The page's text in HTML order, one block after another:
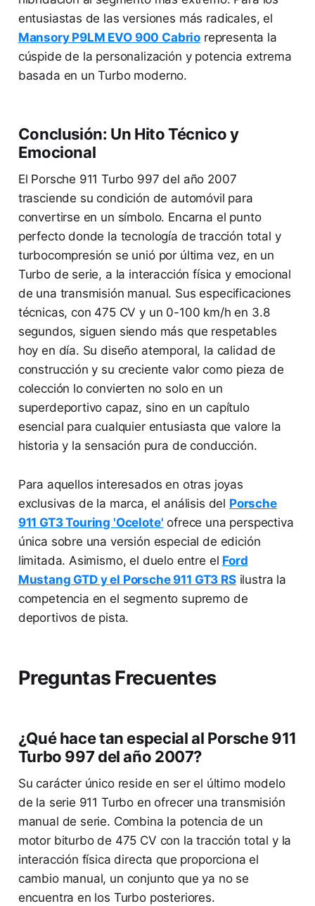
entusiastas de las versiones más radicales, el
Mansory P9LM EVO 900 Cabrio representa la
cúspide de la personalización y potencia extrema
basada en un Turbo moderno.
Conclusión: Un Hito Técnico y
Emocional
El Porsche 911 Turbo 997 del año 2007
trasciende su condición de automóvil para
convertirse en un símbolo. Encarna el punto
perfecto donde la tecnología de tracción total y
turbocompresión se unió por última vez, en un
Turbo de serie, a la interacción física y emocional
de una transmisión manual. Sus especificaciones
técnicas, con 475 CV y un 0-100 km/h en 3.8
segundos, siguen siendo más que respetables
hoy en día. Su diseño atemporal, la calidad de
construcción y su creciente valor como pieza de
colección lo convierten no solo en un
superdeportivo capaz, sino en un capítulo
esencial para cualquier entusiasta que valore la
historia y la sensación pura de conducción.
Para aquellos interesados en otras joyas
exclusivas de la marca, el análisis del Porsche
911 GT3 Touring 'Ocelote' ofrece una perspectiva
única sobre una versión especial de edición
limitada. Asimismo, el duelo entre el Ford
Mustang GTD y el Porsche 911 GT3 RSilustra la
competencia en el segmento supremo de
deportivos de pista.
Preguntas Frecuentes
¿Qué hace tan especial al Porsche 911
Turbo 997 del año 2007?
Su carácter único reside en ser el último modelo
de la serie 911 Turbo en ofrecer una transmisión
manual de serie. Combina la potencia de un
motor biturbo de 475 CV con la tracción total y la
interacción física directa que proporciona el
cambio manual, un conjunto que ya no se
encuentra en los Turbo posteriores.